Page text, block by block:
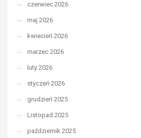
czerwiec 2026
maj 2026
kwiecień 2026
marzec 2026
luty 2026
styczeń 2026
grudzień 2025
Listopad 2025
październik 2025